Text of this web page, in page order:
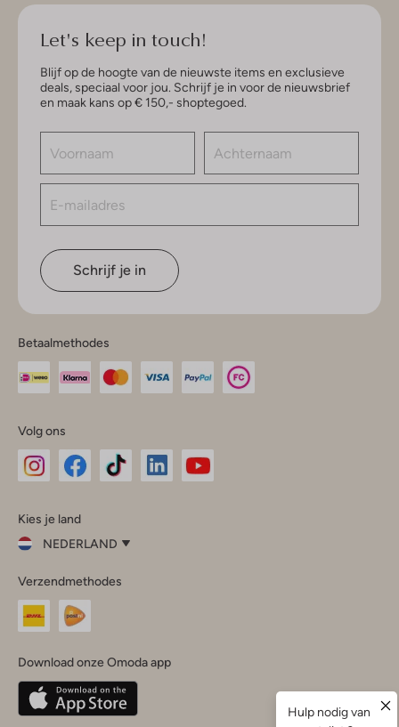
Let's keep in touch!
Blijf op de hoogte van de nieuwste items en exclusieve
deals, speciaal voor jou. Schrijf je in voor de nieuwsbrief
en maak kans op € 150,- shoptegoed.
Schrijf je in
Betaalmethodes
Volg ons
InstagramFacebook
Kies je land
NEDERLAND
je
land
Nederland
Belgique(Français)
Deutschland
Verzendmethodes
Download onze Omoda app